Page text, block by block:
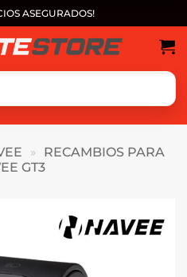
ASEGURADOS!
»
RECAMBIOS PARA
GT3